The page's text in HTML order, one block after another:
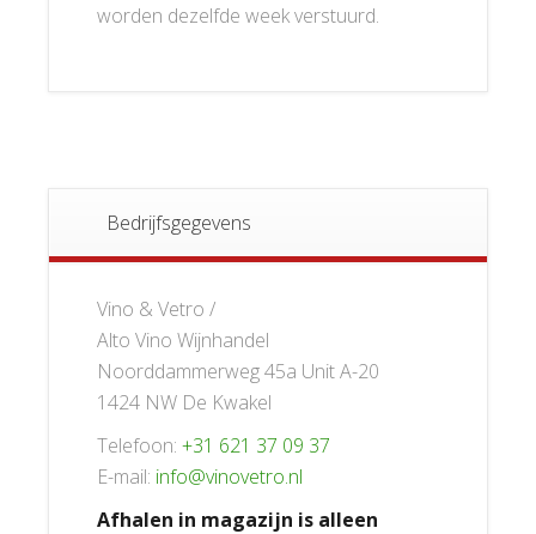
worden dezelfde week verstuurd.
Bedrijfsgegevens
Vino & Vetro /
Alto Vino Wijnhandel
Noorddammerweg 45a Unit A-20
1424 NW De Kwakel
Telefoon: +31 621 37 09 37
E-mail: info@vinovetro.nl
Afhalen in magazijn is alleen